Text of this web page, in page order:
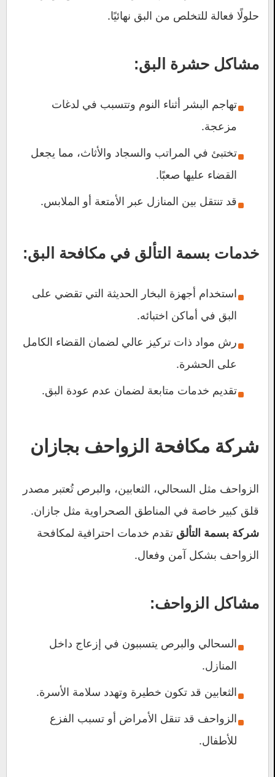
حلولًا فعالة للتخلص من البق نهائيًا.
مشاكل حشرة البق:
تهاجم البشر أثناء النوم وتتسبب في لدغات
مزعجة.
تختبئ في المراتب والسجاد والأثاث، مما يجعل
القضاء عليها صعبًا.
قد تنتقل بين المنازل عبر الأمتعة أو الملابس.
خدمات بسمة التألق في مكافحة البق:
استخدام أجهزة البخار الحديثة التي تقضي على
البق في أماكن اختبائه.
رش مواد ذات تركيز عالي لضمان القضاء الكامل
على الحشرة.
تقديم خدمات متابعة لضمان عدم عودة البق.
شركة مكافحة الزواحف بجازان
الزواحف مثل السحالي، الثعابين، والبرص تُعتبر مصدر
قلق كبير خاصة في المناطق الصحراوية مثل جازان.
شركة بسمة التألق تقدم خدمات احترافية لمكافحة
الزواحف بشكل آمن وفعال.
مشاكل الزواحف:
السحالي والبرص يتسببون في إزعاج داخل
المنازل.
الثعابين قد تكون خطيرة وتهدد سلامة الأسرة.
الزواحف قد تنقل الأمراض أو تسبب الفزع
للأطفال.